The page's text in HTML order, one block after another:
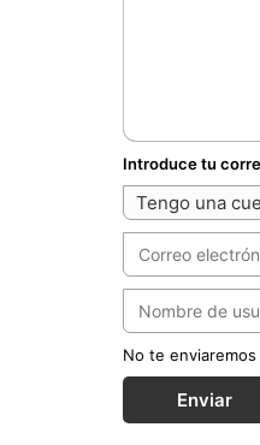
Introduce tu
Tengo una
No te
Enviar